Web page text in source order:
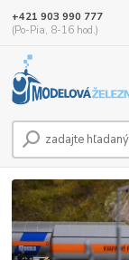
+421 903 990 777
(Po-Pia, 8-16 hod.)